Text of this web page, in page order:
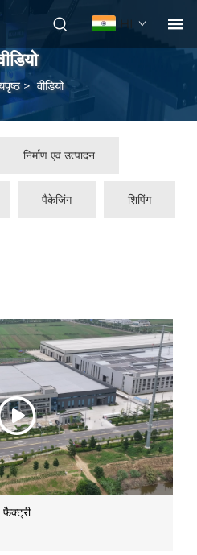
HI
>वीडियो
निर्माण एवं उत्पादन
पैकेजिंग शिपिंग
फैक्ट्री